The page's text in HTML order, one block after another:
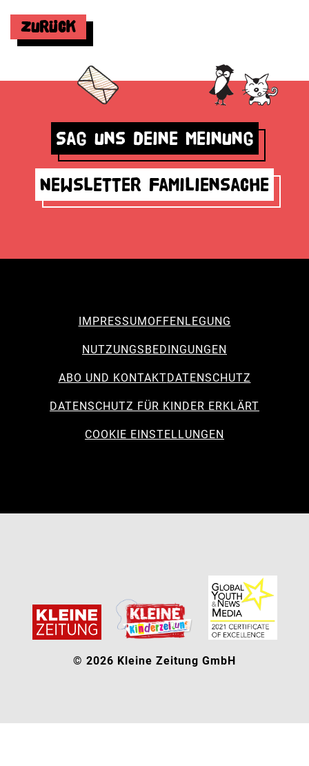
Zurück
Sag uns deine Meinung
Newsletter Familiensache
IMPRESSUM OFFENLEGUNG
NUTZUNGSBEDINGUNGEN
ABO UND KONTAKTDATENSCHUTZ
DATENSCHUTZ FÜR KINDER ERKLÄRT
COOKIE EINSTELLUNGEN
© 2026 Kleine Zeitung GmbH